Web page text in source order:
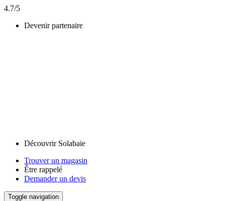
4.7/5
Devenir partenaire
Découvrir Solabaie
Trouver un magasin
Être rappelé
Demander un devis
Toggle navigation